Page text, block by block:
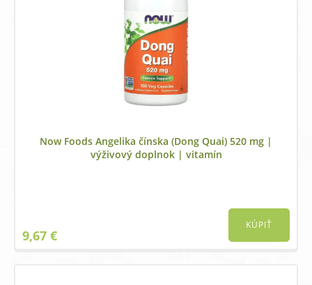
Now Foods Angelika čínska (Dong Quai) 520 mg |
výživový doplnok | vitamín
9,67 €
KÚPIŤ